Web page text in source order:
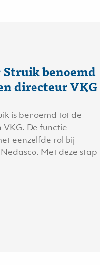
Struik benoemd
directeur VKG
is benoemd tot de
VKG. De functie
eenzelfde rol bij
Met deze stap